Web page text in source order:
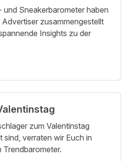
und Sneakerbarometer haben
zusammengestellt
Insights zu der
zum Valentinstag
sind, verraten wir Euch in
Trendbarometer.